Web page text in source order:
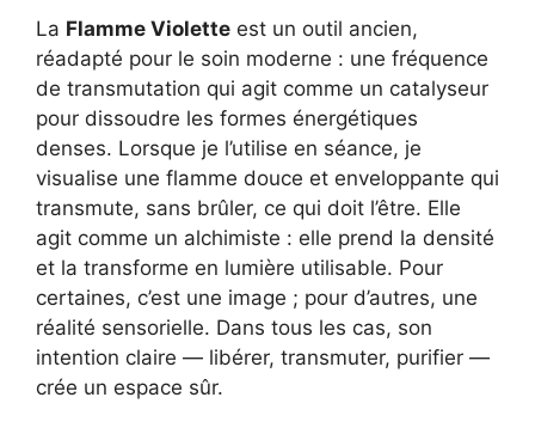
La Flamme Violette est un outil ancien,
réadapté pour le soin moderne : une fréquence
de transmutation qui agit comme un catalyseur
pour dissoudre les formes énergétiques
denses. Lorsque je l’utilise en séance, je
visualise une flamme douce et enveloppante qui
transmute, sans brûler, ce qui doit l’être. Elle
agit comme un alchimiste : elle prend la densité
et la transforme en lumière utilisable. Pour
certaines, c’est une image ; pour d’autres, une
réalité sensorielle. Dans tous les cas, son
intention claire — libérer, transmuter, purifier —
crée un espace sûr.